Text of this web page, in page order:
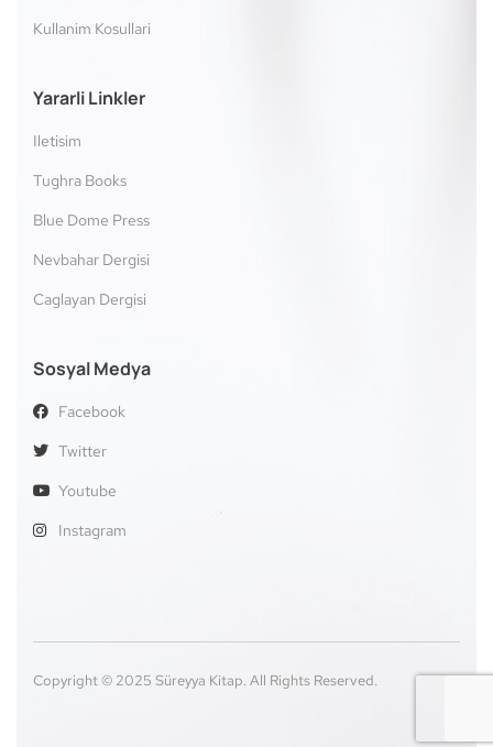
Kullanim Kosullari
Yararli Linkler
Iletisim
Tughra Books
Blue Dome Press
Nevbahar Dergisi
Caglayan Dergisi
Sosyal Medya
Facebook
Twitter
Youtube
Instagram
Copyright © 2025 Süreyya Kitap. All Rights Reserved.